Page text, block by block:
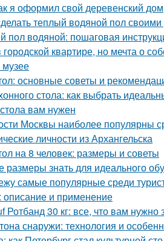
я оформил свой деревенский дом
теплый водяной пол
пол водяной: пошаговая
квартире, но мечта о
основные советы и
стола: как выбрать
вам нужен
Москвы наиболее популярны
личности из Архангельска
на 8 человек: размеры и советы
размеры знать для идеального
самые популярные среди
описание и применение
Ротбанд 30 кг: все, что вам нужно
снаружи: технология и